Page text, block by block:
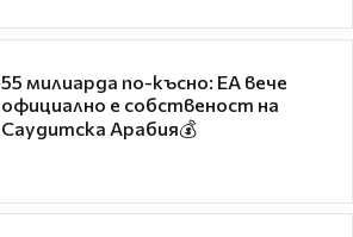
55 милиарда по-късно: EA вече
официално е собственост на
Саудитска Арабия💰